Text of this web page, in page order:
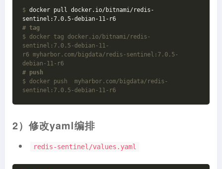
$ docker pull docker.io/bitnami/redis-
sentinel:7.0.5-debian-11-r6
# tag
$ docker tag docker.io/bitnami/redis-
sentinel:7.0.5-debian-11-
r6 myharbor.com/bigdata/redis-sentinel:7.0.5-
debian-11-r6
# push
$ docker push  myharbor.com/bigdata/redis-
sentinel:7.0.5-debian-11-r6
2）修改yaml编排
redis-sentinel/values.yaml